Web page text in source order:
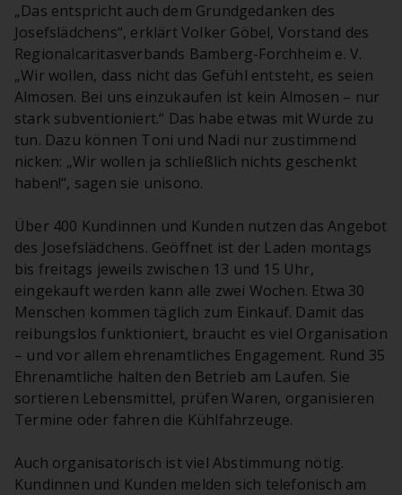
„Das entspricht auch dem Grundgedanken des
Josefslädchens“, erklärt Volker Göbel, Vorstand des
Regionalcaritasverbands Bamberg-Forchheim e. V.
„Wir wollen, dass nicht das Gefühl entsteht, es seien
Almosen. Bei uns einzukaufen ist kein Almosen – nur
stark subventioniert.“ Das habe etwas mit Würde zu
tun. Dazu können Toni und Nadi nur zustimmend
nicken: „Wir wollen ja schließlich nichts geschenkt
haben!“, sagen sie unisono.
Über 400 Kundinnen und Kunden nutzen das Angebot
des Josefslädchens. Geöffnet ist der Laden montags
bis freitags jeweils zwischen 13 und 15 Uhr,
eingekauft werden kann alle zwei Wochen. Etwa 30
Menschen kommen täglich zum Einkauf. Damit das
reibungslos funktioniert, braucht es viel Organisation
– und vor allem ehrenamtliches Engagement. Rund 35
Ehrenamtliche halten den Betrieb am Laufen. Sie
sortieren Lebensmittel, prüfen Waren, organisieren
Termine oder fahren die Kühlfahrzeuge.
Auch organisatorisch ist viel Abstimmung nötig.
Kundinnen und Kunden melden sich telefonisch am